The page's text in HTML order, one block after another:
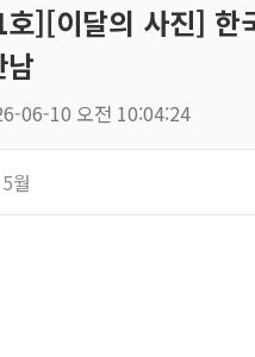
][이달의 사진] 한
06-10 오전 10:04:24
5월